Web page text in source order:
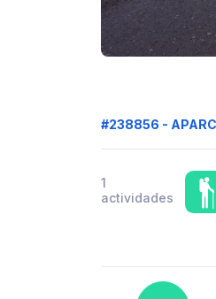
#238856 -
1
actividades